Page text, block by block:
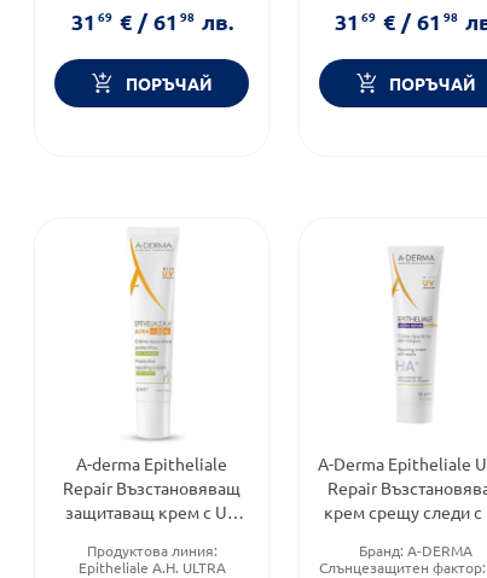
Тип козметика:
Дермокозметика
3169 € / 6198 лв.
ПОРЪЧАЙ
Тип козметика:
Дермокозметика
3169 € / 6198
ПОРЪЧАЙ
A-derma Epitheliale
Repair Възстановяващ
защитаващ крем с UV
Продуктова линия:
Epitheliale A.H. ULTRA
A-Derma Epitheliale
Repair
крем срещу следи с
Бранд:A-DERMA
Слънцезащитен